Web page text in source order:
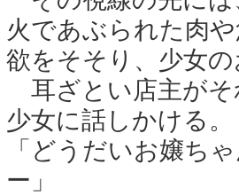
火であぶられた肉
欲をそそり、少女
耳ざとい店主がそ
少女に話しかける。
「どうだいお嬢ち
ー」